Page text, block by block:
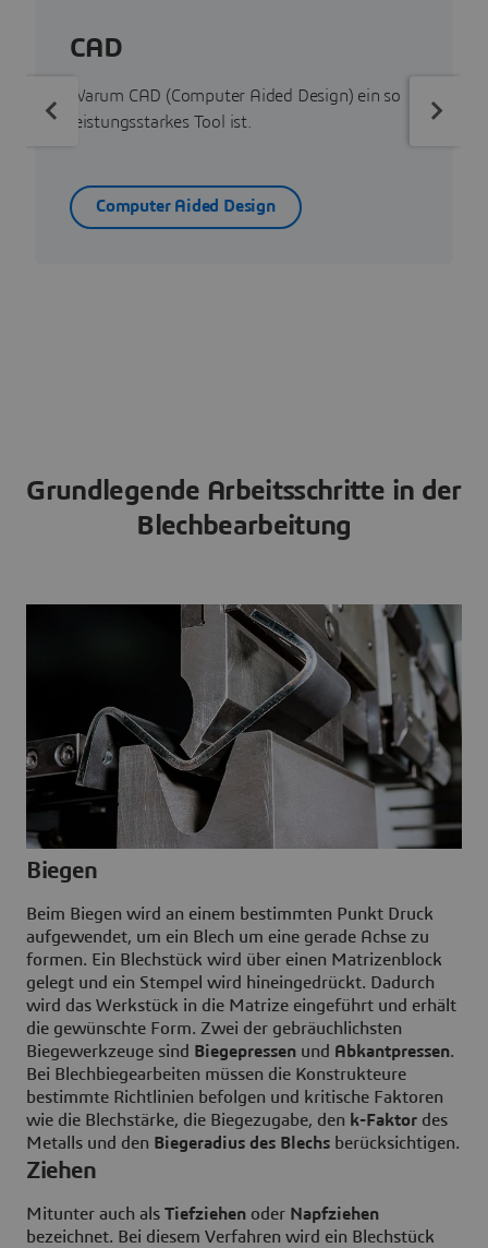
CAD
Warum CAD (Computer Aided Design) ein so
leistungsstarkes Tool ist.
Computer Aided Design
Grundlegende Arbeitsschritte in der
Blechbearbeitung
Biegen
Beim Biegen wird an einem bestimmten Punkt Druck
aufgewendet, um ein Blech um eine gerade Achse zu
formen. Ein Blechstück wird über einen Matrizenblock
gelegt und ein Stempel wird hineingedrückt. Dadurch
wird das Werkstück in die Matrize eingeführt und erhält
die gewünschte Form. Zwei der gebräuchlichsten
Biegewerkzeuge sind Biegepressen und Abkantpressen.
Bei Blechbiegearbeiten müssen die Konstrukteure
bestimmte Richtlinien befolgen und kritische Faktoren
wie die Blechstärke, die Biegezugabe, den k-Faktor des
Metalls und den Biegeradius des Blechs berücksichtigen.
Ziehen
Mitunter auch als Tiefziehen oder Napfziehen
bezeichnet. Bei diesem Verfahren wird ein Blechstück